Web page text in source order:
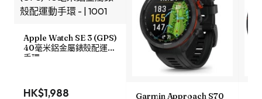
Apple Watch SE 3 (GPS)
40毫米鋁金屬錶殼配運動
手環
HK$1,988
Garmin Approach S70